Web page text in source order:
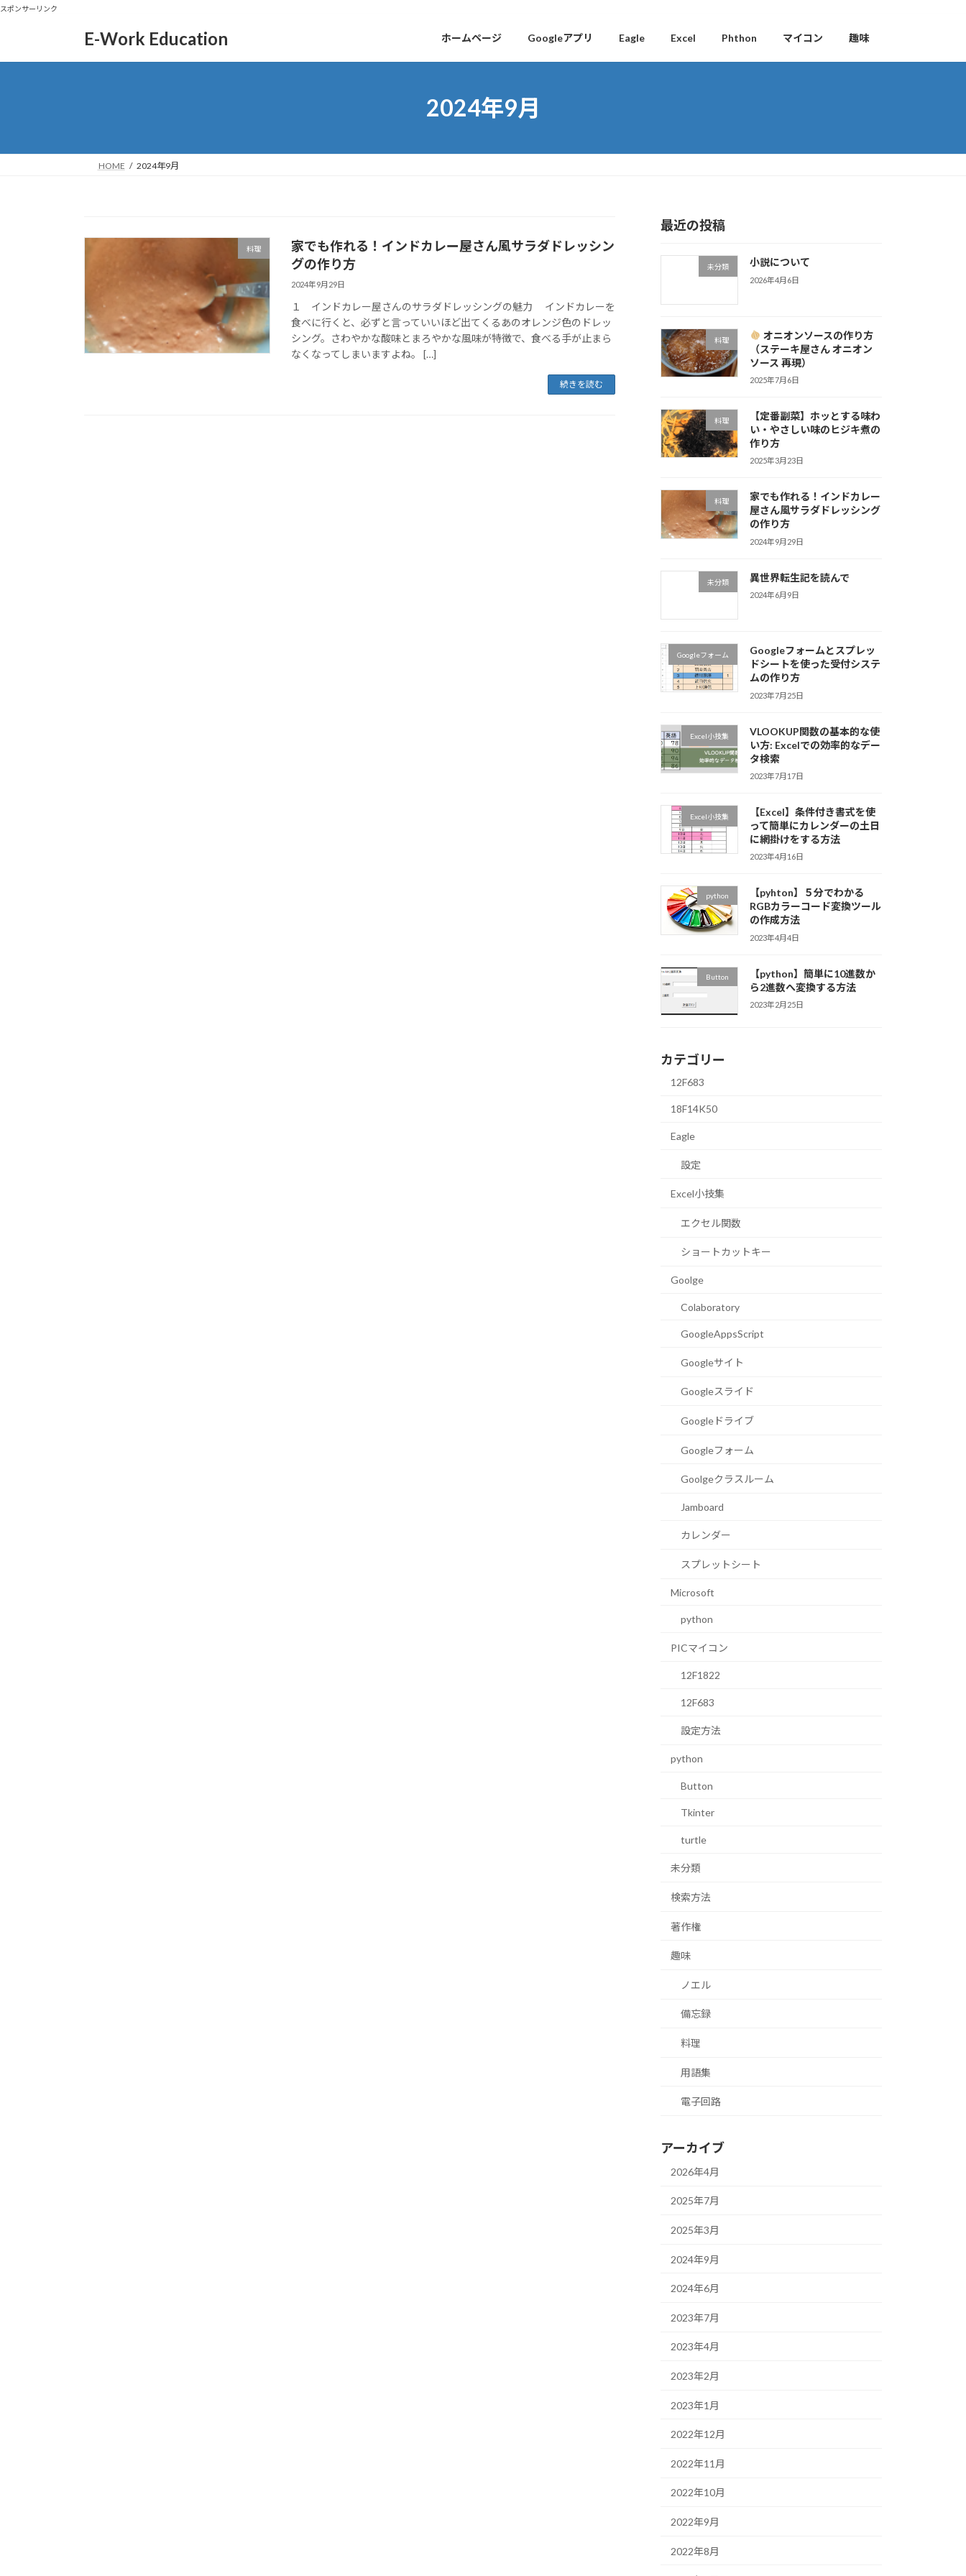
スポンサーリンク
E-Work Education ホームページ Googleアプリ Eagle Excel Phthon マイコン 趣味
2024年9月
HOME 2024年9月
料理
家でも作れる！インドカレー屋さん風サラダドレッシン
グの作り方
2024年9月29日
１ インドカレー屋さんのサラダドレッシングの魅力 インドカレーを
食べに行くと、必ずと言っていいほど出てくるあのオレンジ色のドレッ
シング。さわやかな酸味とまろやかな風味が特徴で、食べる手が止まら
なくなってしまいますよね。 […]
続きを読む
最近の投稿
未分類 小説について
2026年4月6日
料理
オニオンソースの作り方
（ステーキ屋さん オニオン
ソース 再現）
2025年7月6日
料理
【定番副菜】ホッとする味わ
い・やさしい味のヒジキ煮の
作り方
2025年3月23日
料理
家でも作れる！インドカレー
屋さん風サラダドレッシング
の作り方
2024年9月29日
未分類 異世界転生記を読んで
2024年6月9日
Googleフォーム
Googleフォームとスプレッ
ドシートを使った受付システ
ムの作り方
2023年7月25日
Excel小技集
VLOOKUP関数の基本的な使
い方: Excelでの効率的なデー
タ検索
2023年7月17日
Excel小技集
【Excel】条件付き書式を使
って簡単にカレンダーの土日
に網掛けをする方法
2023年4月16日
python
【pyhton】５分でわかる
RGBカラーコード変換ツール
の作成方法
2023年4月4日
Button
【python】簡単に10進数か
ら2進数へ変換する方法
2023年2月25日
カテゴリー
12F683
18F14K50
Eagle
設定
Excel小技集
エクセル関数
ショートカットキー
Goolge
Colaboratory
GoogleAppsScript
Googleサイト
Googleスライド
Googleドライブ
Googleフォーム
Goolgeクラスルーム
Jamboard
カレンダー
スプレットシート
Microsoft
python
PICマイコン
12F1822
12F683
設定方法
python
Button
Tkinter
turtle
未分類
検索方法
著作権
趣味
ノエル
備忘録
料理
用語集
電子回路
アーカイブ
2026年4月
2025年7月
2025年3月
2024年9月
2024年6月
2023年7月
2023年4月
2023年2月
2023年1月
2022年12月
2022年11月
2022年10月
2022年9月
2022年8月